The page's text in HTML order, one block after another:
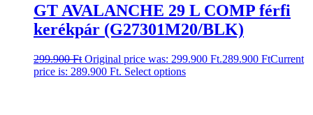
GT AVALANCHE 29 L COMP férfi
kerékpár (G27301M20/BLK)
299.900Ft Original price was: 299.900 Ft.289.900 FtCurrent
price is: 289.900 Ft. Select options